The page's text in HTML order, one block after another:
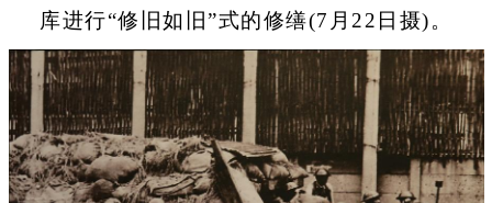
库进行“修旧如旧”式的修缮(7月22日摄)。